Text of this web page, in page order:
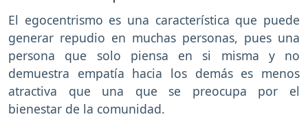
El egocentrismo es una característica que puede
generar repudio en muchas personas, pues una
persona que solo piensa en si misma y no
demuestra empatía hacia los demás es menos
atractiva que una que se preocupa por el
bienestar de la comunidad.